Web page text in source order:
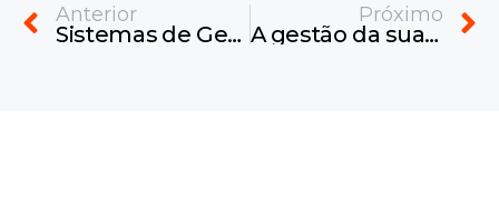
Anterior
Sistemas de Gestão: Como a Automação Está Acelerando os Processos de Vendas?
Próximo
A gestão da sua empresa está sendo limitada por sistemas que não acompanham seu crescimento?